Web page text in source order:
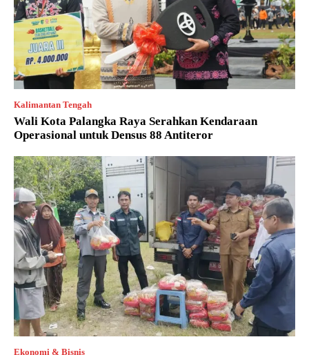
Kalimantan Tengah
Wali Kota Palangka Raya Serahkan Kendaraan
Operasional untuk Densus 88 Antiteror
Ekonomi & Bisnis